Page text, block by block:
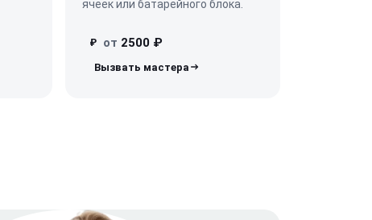
ячеек или батарейного блока.
₽ от 2500 ₽